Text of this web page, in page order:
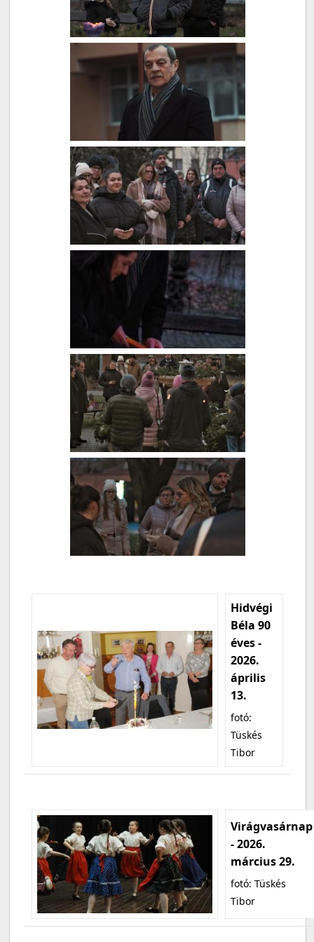
Hidvégi
Béla 90
éves -
2026.
április
13.
fotó:
Tüskés
Tibor
Virágvasárnap
- 2026.
március 29.
fotó: Tüskés
Tibor